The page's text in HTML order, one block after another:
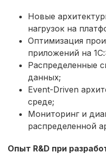
Новые
нагрузок на
Оптимизация
приложений на
Распределенные
данных;
Event-Driven
среде;
Мониторинг и
распределенной
Опыт R&D при